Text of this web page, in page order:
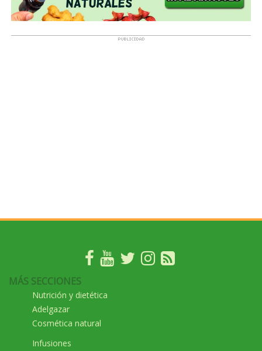
MÁS SECCIONES
Nutrición y dietética
Adelgazar
Cosmética natural
Infusiones